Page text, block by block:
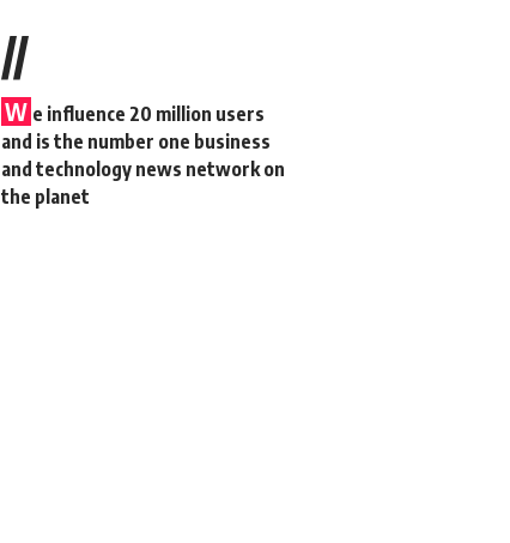
//
W e influence 20 million users
and is the number one business
and technology news network on
the planet